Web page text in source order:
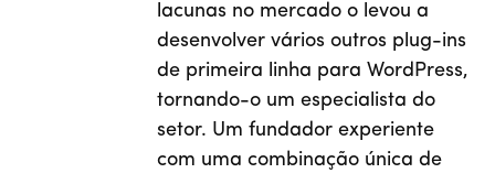
lacunas no mercado o levou a
desenvolver vários outros plug-ins
de primeira linha para WordPress,
tornando-o um especialista do
setor. Um fundador experiente
com uma combinação única de